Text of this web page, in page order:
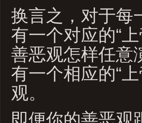
换言之，对于每
有一个对应的“
善恶观怎样任意
有一个相应的“
观。